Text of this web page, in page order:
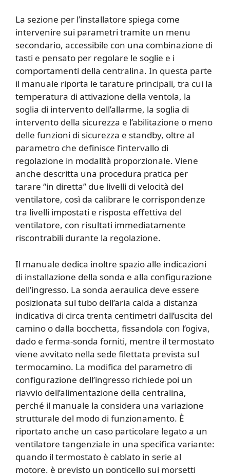
La sezione per l’installatore spiega come
intervenire sui parametri tramite un menu
secondario, accessibile con una combinazione di
tasti e pensato per regolare le soglie e i
comportamenti della centralina. In questa parte
il manuale riporta le tarature principali, tra cui la
temperatura di attivazione della ventola, la
soglia di intervento dell’allarme, la soglia di
intervento della sicurezza e l’abilitazione o meno
delle funzioni di sicurezza e standby, oltre al
parametro che definisce l’intervallo di
regolazione in modalità proporzionale. Viene
anche descritta una procedura pratica per
tarare “in diretta” due livelli di velocità del
ventilatore, così da calibrare le corrispondenze
tra livelli impostati e risposta effettiva del
ventilatore, con risultati immediatamente
riscontrabili durante la regolazione.
Il manuale dedica inoltre spazio alle indicazioni
di installazione della sonda e alla configurazione
dell’ingresso. La sonda aeraulica deve essere
posizionata sul tubo dell’aria calda a distanza
indicativa di circa trenta centimetri dall’uscita del
camino o dalla bocchetta, fissandola con l’ogiva,
dado e ferma-sonda forniti, mentre il termostato
viene avvitato nella sede filettata prevista sul
termocamino. La modifica del parametro di
configurazione dell’ingresso richiede poi un
riavvio dell’alimentazione della centralina,
perché il manuale la considera una variazione
strutturale del modo di funzionamento. È
riportato anche un caso particolare legato a un
ventilatore tangenziale in una specifica variante:
quando il termostato è cablato in serie al
motore, è previsto un ponticello sui morsetti